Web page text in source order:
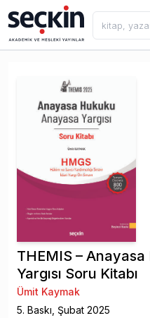
THEMIS –
Yargısı Soru Kitabı
Ümit Kaymak
5. Baskı, Şubat 2025